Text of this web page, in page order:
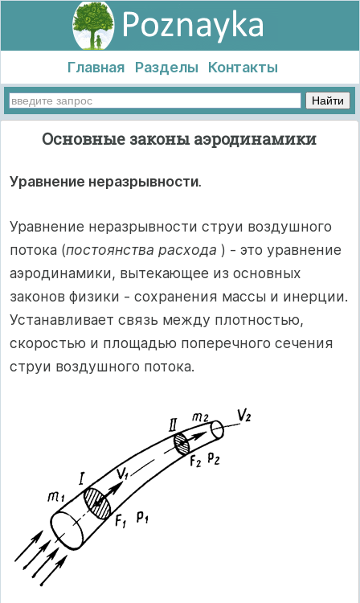
Главная Разделы Контакты
Основные законы аэродинамики
Уравнение неразрывности.
Уравнение неразрывности струи воздушного
потока (постоянства расхода ) - это уравнение
аэродинамики, вытекающее из основных
законов физики - сохранения массы и инерции.
Устанавливает связь между плотностью,
скоростью и площадью поперечного сечения
струи воздушного потока.